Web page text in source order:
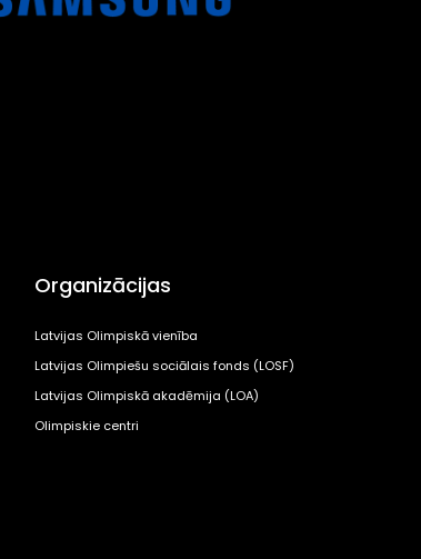
Organizācijas
Latvijas Olimpiskā vienība
Latvijas Olimpiešu sociālais fonds (LOSF)
Latvijas Olimpiskā akadēmija (LOA)
Olimpiskie centri